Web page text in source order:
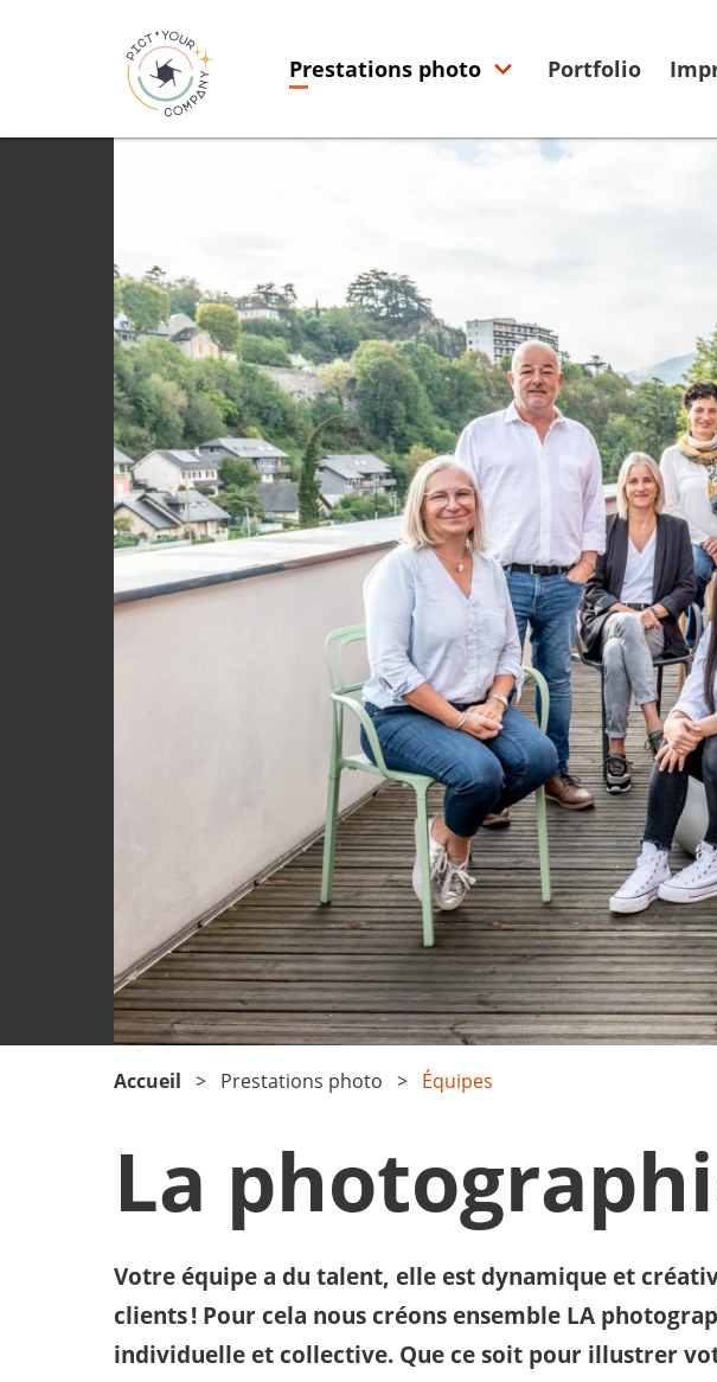
Prestations photo Portfolio
Accueil Prestations photo Équipes
La
Votre équipe a du talent, elle est dynamique et
clients ! Pour cela nous créons ensemble LA
individuelle et collective. Que ce soit pour illustrer